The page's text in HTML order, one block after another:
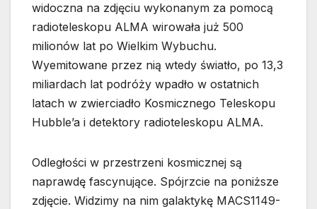
widoczna na zdjęciu wykonanym za pomocą
radioteleskopu ALMA wirowała już 500
milionów lat po Wielkim Wybuchu.
Wyemitowane przez nią wtedy światło, po 13,3
miliardach lat podróży wpadło w ostatnich
latach w zwierciadło Kosmicznego Teleskopu
Hubble’a i detektory radioteleskopu ALMA.
Odległości w przestrzeni kosmicznej są
naprawdę fascynujące. Spójrzcie na poniższe
zdjęcie. Widzimy na nim galaktykę MACS1149-